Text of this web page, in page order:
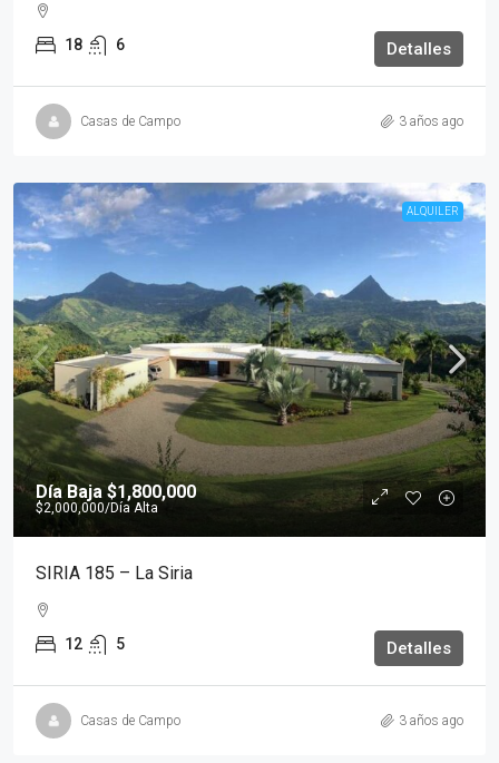
18 6 Detalles
Casas de Campo 3 años ago
ALQUILER
Día Baja$1,800,000
$2,000,000/Día Alta
SIRIA 185 – La Siria
12 5 Detalles
Casas de Campo 3 años ago